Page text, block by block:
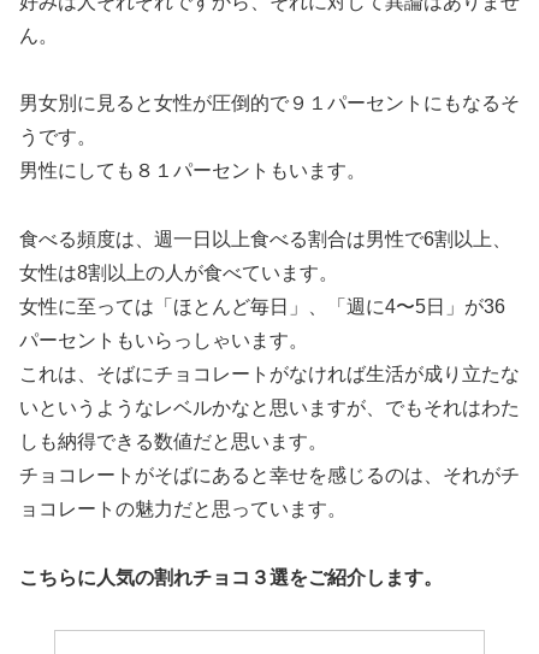
ん。
男女別に見ると女性が圧倒的で９１パーセントにもなるそ
うです。
男性にしても８１パーセントもいます。
食べる頻度は、週一日以上食べる割合は男性で6割以上、
女性は8割以上の人が食べています。
女性に至っては「ほとんど毎日」、「週に4〜5日」が36
パーセントもいらっしゃいます。
これは、そばにチョコレートがなければ生活が成り立たな
いというようなレベルかなと思いますが、でもそれはわた
しも納得できる数値だと思います。
チョコレートがそばにあると幸せを感じるのは、それがチ
ョコレートの魅力だと思っています。
こちらに人気の割れチョコ３選をご紹介します。